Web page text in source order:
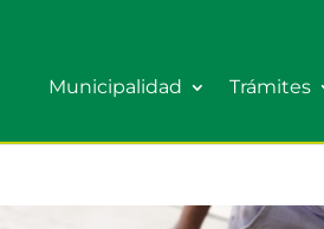
Municipalidad Trámites